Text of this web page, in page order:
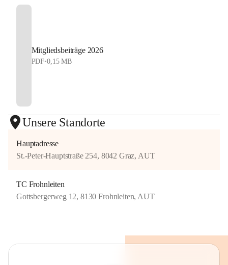
Mitgliedsbeiträge 2026
PDF•0,15 MB
Unsere Standorte
Hauptadresse
St.-Peter-Hauptstraße 254, 8042 Graz, AUT
TC Frohnleiten
Gottsbergerweg 12, 8130 Frohnleiten, AUT